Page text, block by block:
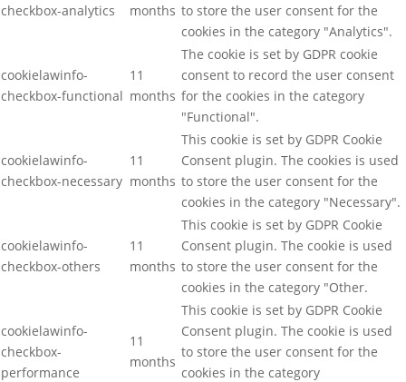
checkbox-analytics
months to store the user consent for the
cookies in the category "Analytics".
cookielawinfo-
checkbox-functional
11
months
The cookie is set by GDPR cookie
consent to record the user consent
for the cookies in the category
"Functional".
cookielawinfo-
checkbox-necessary
11
months
This cookie is set by GDPR Cookie
Consent plugin. The cookies is used
to store the user consent for the
cookies in the category "Necessary".
cookielawinfo-
checkbox-others
11
months
This cookie is set by GDPR Cookie
Consent plugin. The cookie is used
to store the user consent for the
cookies in the category "Other.
cookielawinfo-
checkbox-
performance
11
months
This cookie is set by GDPR Cookie
Consent plugin. The cookie is used
to store the user consent for the
cookies in the category